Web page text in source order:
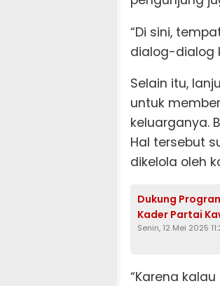
“Di sini,
dialog-dialog
Selain itu,
untuk
keluarganya.
Hal tersebut
dikelola oleh
Dukung
Kader Partai
Senin, 12 Mei 2025
“Karena